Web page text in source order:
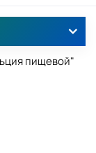
пищевой"